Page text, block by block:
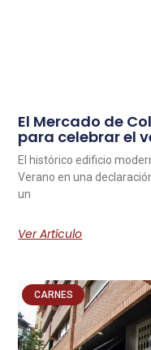
El Mercado de
para celebrar el
El histórico edificio
Verano en una
un
Ver Artículo
CARNES